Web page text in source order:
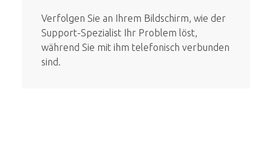
Verfolgen Sie an Ihrem Bildschirm, wie der
Support-Spezialist Ihr Problem löst,
während Sie mit ihm telefonisch verbunden
sind.